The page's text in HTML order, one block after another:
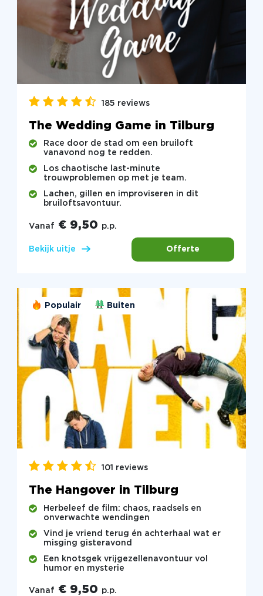
185 reviews
The Wedding Game in Tilburg
Race door de stad om een bruiloft
vanavond nog te redden.
Los chaotische last-minute
trouwproblemen op met je team.
Lachen, gillen en improviseren in dit
bruiloftsavontuur.
Vanaf € 9,50 p.p.
Bekijk uitje Offerte
Populair Buiten
101 reviews
The Hangover in Tilburg
Herbeleef de film: chaos, raadsels en
onverwachte wendingen
Vind je vriend terug én achterhaal wat er
misging gisteravond
Een knotsgek vrijgezellenavontuur vol
humor en mysterie
Vanaf € 9,50 p.p.